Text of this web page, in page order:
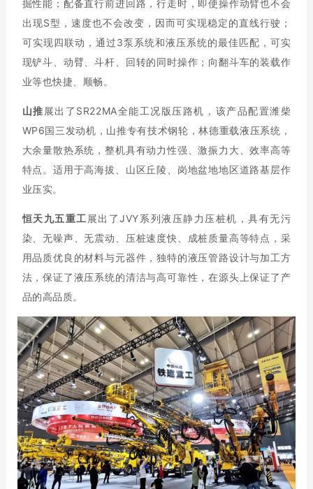
掘性能；配备直行前进回路，行走时，即使操作动臂也不会
出现S型，速度也不会改变，因而可实现稳定的直线行驶；
可实现四联动，通过3泵系统和液压系统的最佳匹配，可实
现铲斗、动臂、斗杆、回转的同时操作；向翻斗车的装载作
业等也快捷、顺畅。
山推 展出了SR22MA全能工况版压路机，该产品配置潍柴
WP6国三发动机，山推专有技术钢轮，林德重载液压系统，
大余量散热系统，整机具有动力性强、激振力大、效率高等
特点。适用于高海拔、山区丘陵、岗地盆地地区道路基层作
业压实。
恒天九五重工 展出了JVY系列液压静力压桩机，具有无污
染、无噪声、无震动、压桩速度快、成桩质量高等特点，采
用品质优良的材料与元器件，独特的液压管路设计与加工方
法，保证了液压系统的清洁与高可靠性，在源头上保证了产
品的高品质。